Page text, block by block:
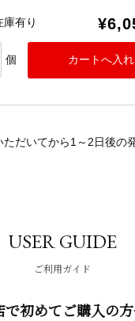
有り
個
だいてから1～2日後の
USER GUIDE
ご利用ガイド
で初めてご購入の